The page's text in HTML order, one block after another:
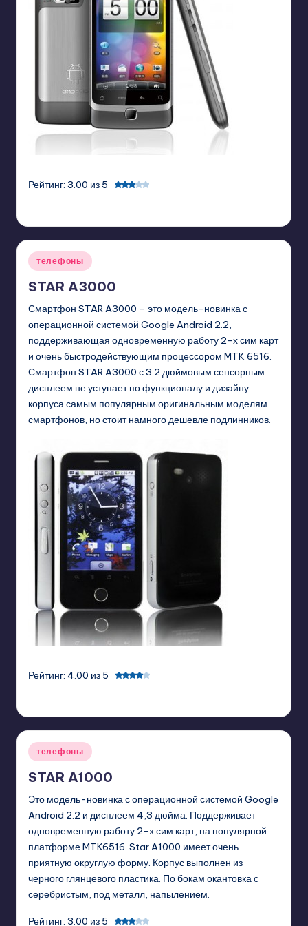
Рейтинг: 3.00 из 5
Posted
in
телефоны
STAR A3000
Смартфон STAR A3000 – это модель-новинка с
операционной системой Google Android 2.2,
поддерживающая одновременную работу 2-х сим карт
и очень быстродействующим процессором MTK 6516.
Смартфон STAR A3000 с 3.2 дюймовым сенсорным
дисплеем не уступает по функционалу и дизайну
корпуса самым популярным оригинальным моделям
смартфонов, но стоит намного дешевле подлинников.
Рейтинг: 4.00 из 5
Posted
in
телефоны
STAR A1000
Это модель-новинка с операционной системой Google
Android 2.2 и дисплеем 4,3 дюйма. Поддерживает
одновременную работу 2-х сим карт, на популярной
платформе MTK6516. Star A1000 имеет очень
приятную округлую форму. Корпус выполнен из
черного глянцевого пластика. По бокам окантовка с
серебристым, под металл, напылением.
Рейтинг: 3.00 из 5